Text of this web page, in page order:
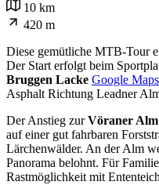
10 km
420 m
Diese gemütliche MTB-Tour
Der Start erfolgt beim
Bruggen Lacke Google
Asphalt Richtung Leadner
Der Anstieg zurVöraner Alm
auf einer gut fahrbaren
Lärchenwälder. An der Alm
Panorama belohnt. Für
Rastmöglichkeit mit